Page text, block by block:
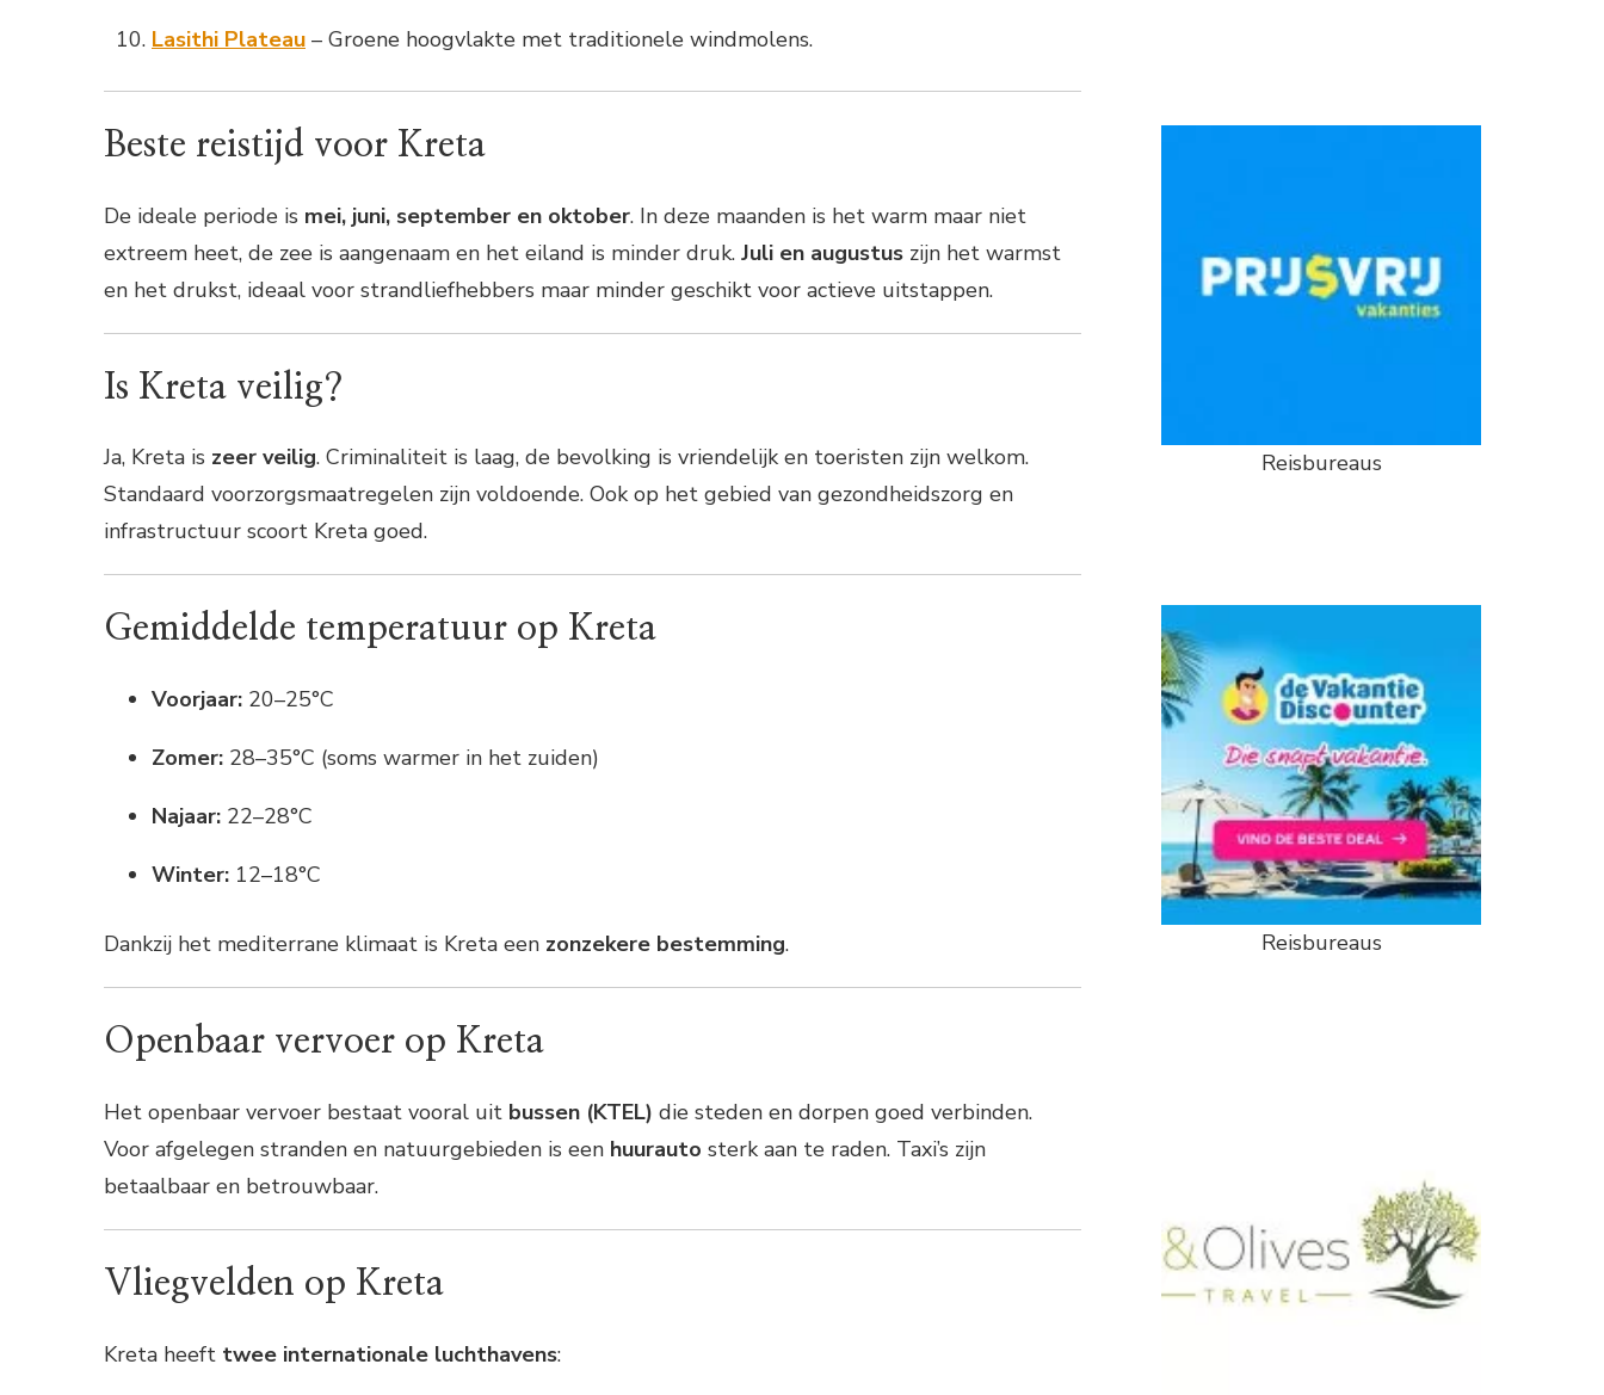
Lasithi Plateau – Groene hoogvlakte met traditionele windmolens.
Beste reistijd voor Kreta
De ideale periode is mei, juni, september en oktober. In deze maanden is het warm maar niet
extreem heet, de zee is aangenaam en het eiland is minder druk. Juli en augustus zijn het warmst
en het drukst, ideaal voor strandliefhebbers maar minder geschikt voor actieve uitstappen.
Is Kreta veilig?
Ja, Kreta is zeer veilig. Criminaliteit is laag, de bevolking is vriendelijk en toeristen zijn welkom.
Standaard voorzorgsmaatregelen zijn voldoende. Ook op het gebied van gezondheidszorg en
infrastructuur scoort Kreta goed.
Gemiddelde temperatuur op Kreta
Voorjaar: 20–25°C
Zomer: 28–35°C (soms warmer in het zuiden)
Najaar: 22–28°C
Winter: 12–18°C
Dankzij het mediterrane klimaat is Kreta een zonzekere bestemming.
Openbaar vervoer op Kreta
Het openbaar vervoer bestaat vooral uit bussen (KTEL) die steden en dorpen goed verbinden.
Voor afgelegen stranden en natuurgebieden is een huurauto sterk aan te raden. Taxi’s zijn
betaalbaar en betrouwbaar.
Vliegvelden op Kreta
Kreta heeft twee internationale luchthavens:
Reisbureaus
Reisbureaus